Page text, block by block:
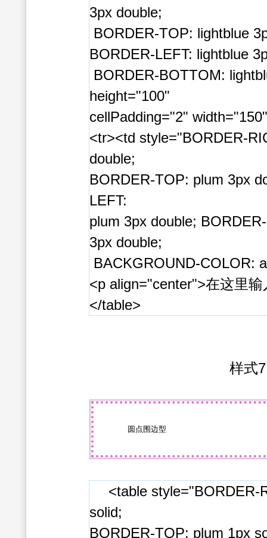
3px double;
BORDER-TOP: lightblue
BORDER-LEFT: lightblue
BORDER-BOTTOM:
height="100"
cellPadding="2"
<tr><td style="BORDER-
double;
BORDER-TOP: plum 3px
LEFT:
plum 3px double;
3px double;
BACKGROUND-COLOR:
<p align="center">在这里
</table>
样式7
圆点围边型
<table style="BORDER-
solid;
BORDER-TOP: plum 1px